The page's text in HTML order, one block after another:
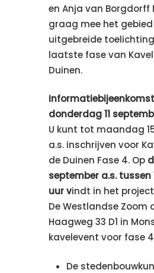
en Anja van Borgdorff
graag mee het gebied
uitgebreide
laatste fase van
Duinen.
donderdag 11
U kunt tot maandag
a.s. inschrijven voor
de Duinen Fase 4. Op
september a.s. tussen
uur vindt in het
De Westlandse Zoom
Haagweg 33 D1 in
kavelevent voor fase
De